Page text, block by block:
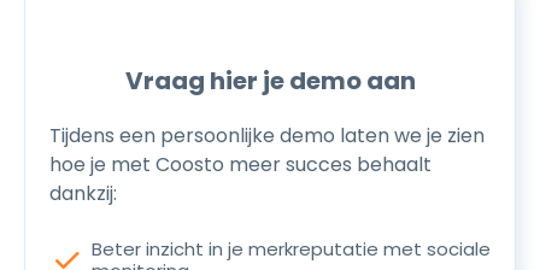
Vraag hier je demo aan
Tijdens een persoonlijke demo laten we je zien
hoe je met Coosto meer succes behaalt
dankzij:
check Beter inzicht in je merkreputatie met sociale